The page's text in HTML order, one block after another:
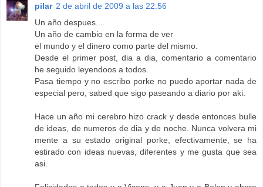
pilar 2 de abril de 2009 a las 22:56
Un año despues....
Un año de cambio en la forma de ver
el mundo y el dinero como parte del mismo.
Desde el primer post, dia a dia, comentario a comentario
he seguido leyendoos a todos.
Pasa tiempo y no escribo porke no puedo aportar nada de
especial pero, sabed que sigo paseando a diario por aki.
Hace un año mi cerebro hizo crack y desde entonces bulle
de ideas, de numeros de dia y de noche. Nunca volvera mi
mente a su estado original porke, efectivamente, se ha
estirado con ideas nuevas, diferentes y me gusta que sea
asi.